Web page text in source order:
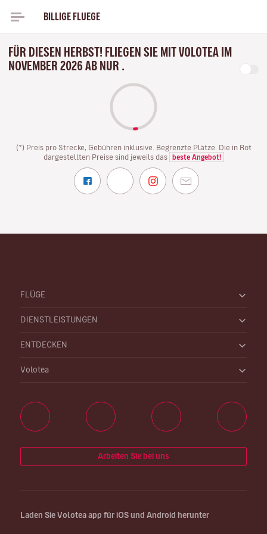
BILLIGE FLUEGE
FÜR DIESEN HERBST! FLIEGEN SIE MIT VOLOTEA IM
NOVEMBER 2026 AB NUR .
(*) Preis pro Strecke, Gebühren inklusive. Begrenzte Plätze. Die in Rot
dargestellten Preise sind jeweils das
beste Angebot!
FLÜGE
DIENSTLEISTUNGEN
ENTDECKEN
Volotea
Arbeiten Sie bei uns
Laden Sie Volotea app für iOS und Android herunter